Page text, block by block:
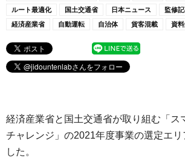
ルート最適化
国土交通省 日本ニュース 監修
経済産業省
自動運転 自治体 貨客混載 資
経済産業省と国土交通省が取り組む「ス
チャレンジ」の2021年度事業の選定エ
した。